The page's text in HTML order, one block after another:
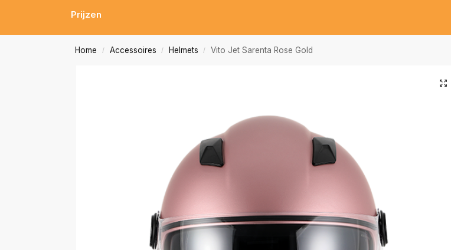
Prijzen
Home / Accessoires / Helmets / Vito Jet Sarenta Rose Gold